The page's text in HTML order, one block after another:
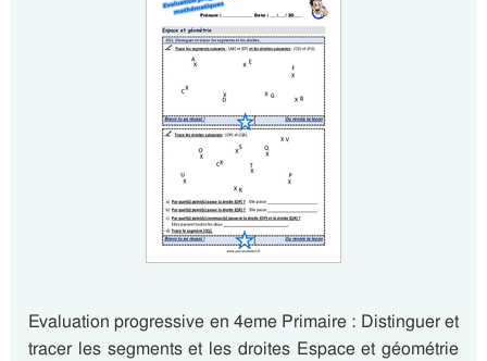
Evaluation progressive en 4eme Primaire : Distinguer et
tracer les segments et les droites Espace et géométrie